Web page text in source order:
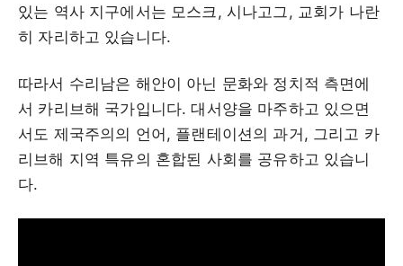
있는 역사 지구에서는 모스크, 시나고그, 교회가 나란
히 자리하고 있습니다.
따라서 수리남은 해안이 아닌 문화와 정치적 측면에
서 카리브해 국가입니다. 대서양을 마주하고 있으면
서도 제국주의의 언어, 플랜테이션의 과거, 그리고 카
리브해 지역 특유의 혼합된 사회를 공유하고 있습니
다.